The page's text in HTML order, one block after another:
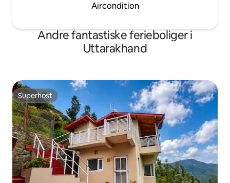
Aircondition
Andre fantastiske ferieboliger i
Uttarakhand
Superhost
Superhost